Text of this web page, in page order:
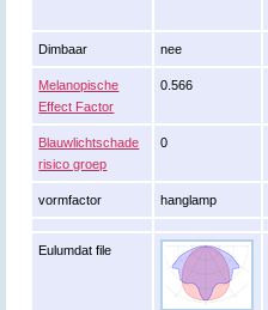
Dimbaar nee
Melanopische
Effect Factor
0.566
Blauwlichtschade
risico groep
0
vormfactor hanglamp
Eulumdat file